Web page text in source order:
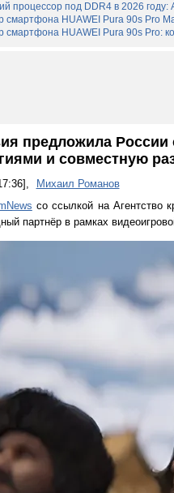
процессор под DDR4 в 2026 году:
смартфона HUAWEI Pura 90s Pro
смартфона HUAWEI Pura 90s Pro:
предложила России
и совместную
Михаил Романов
со ссылкой на Агентство
партнёр в рамках